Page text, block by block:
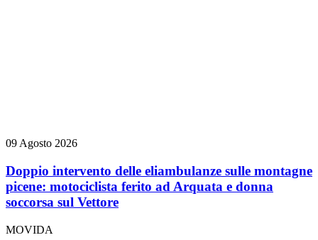
09 Agosto 2026
Doppio intervento delle eliambulanze sulle montagne
picene: motociclista ferito ad Arquata e donna
soccorsa sul Vettore
MOVIDA